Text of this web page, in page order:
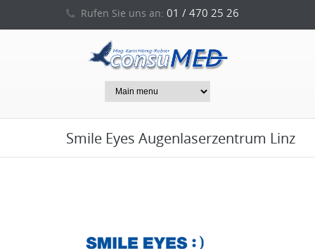
Rufen Sie uns an: 01 / 470 25 26
0664 / 212 53 94
Smile Eyes Augenlaserzentrum Linz